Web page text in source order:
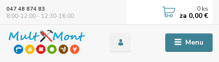
Menu
047 48 874 83
8:00-12:00 - 12:30-16:00
0 ks
za 0,00 €